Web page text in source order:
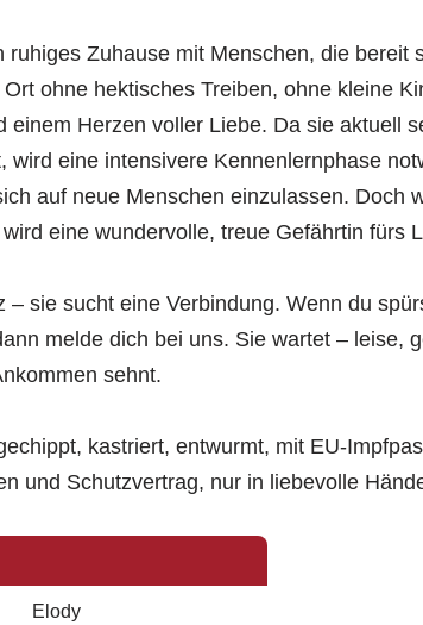
ruhiges Zuhause mit Menschen, die bereit
ohne hektisches Treiben, ohne kleine
einem Herzen voller Liebe. Da sie aktuell
wird eine intensivere Kennenlernphase
auf neue Menschen einzulassen. Doch
eine wundervolle, treue Gefährtin fürs
– sie sucht eine Verbindung. Wenn du
melde dich bei uns. Sie wartet – leise,
sehnt.
kastriert, entwurmt, mit EU-
und Schutzvertrag, nur in liebevolle
Elody